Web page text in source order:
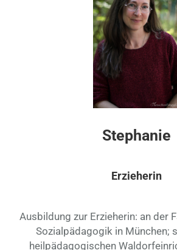
Stephanie
Erzieherin
Ausbildung zur Erzieherin: an der
Sozialpädagogik in München;
heilpädagogischen